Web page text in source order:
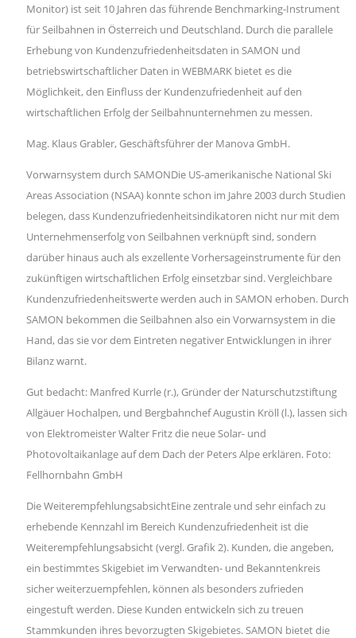
Monitor) ist seit 10 Jahren das führende Benchmarking-Instrument
für Seilbahnen in Österreich und Deutschland. Durch die parallele
Erhebung von Kundenzufriedenheitsdaten in SAMON und
betriebswirtschaftlicher Daten in WEBMARK bietet es die
Möglichkeit, den Einfluss der Kundenzufriedenheit auf den
wirtschaftlichen Erfolg der Seilbahnunternehmen zu messen.
Mag. Klaus Grabler, Geschäftsführer der Manova GmbH.
Vorwarnsystem durch SAMONDie US-amerikanische National Ski
Areas Association (NSAA) konnte schon im Jahre 2003 durch Studien
belegen, dass Kundenzufriedenheitsindikatoren nicht nur mit dem
Unternehmenserfolg von Seilbahnen verknüpft sind, sondern
darüber hinaus auch als exzellente Vorhersageinstrumente für den
zukünftigen wirtschaftlichen Erfolg einsetzbar sind. Vergleichbare
Kundenzufriedenheitswerte werden auch in SAMON erhoben. Durch
SAMON bekommen die Seilbahnen also ein Vorwarnsystem in die
Hand, das sie vor dem Eintreten negativer Entwicklungen in ihrer
Bilanz warnt.
Gut bedacht: Manfred Kurrle (r.), Gründer der Naturschutzstiftung
Allgäuer Hochalpen, und Bergbahnchef Augustin Kröll (l.), lassen sich
von Elektromeister Walter Fritz die neue Solar- und
Photovoltaikanlage auf dem Dach der Peters Alpe erklären. Foto:
Fellhornbahn GmbH
Die WeiterempfehlungsabsichtEine zentrale und sehr einfach zu
erhebende Kennzahl im Bereich Kundenzufriedenheit ist die
Weiterempfehlungsabsicht (vergl. Grafik 2). Kunden, die angeben,
ein bestimmtes Skigebiet im Verwandten- und Bekanntenkreis
sicher weiterzuempfehlen, können als besonders zufrieden
eingestuft werden. Diese Kunden entwickeln sich zu treuen
Stammkunden ihres bevorzugten Skigebietes. SAMON bietet die